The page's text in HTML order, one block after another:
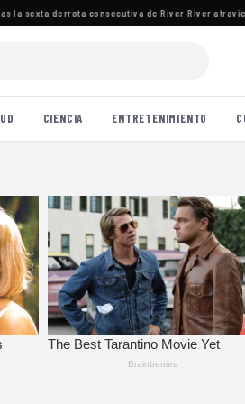
derrota consecutiva de River·River atraviesa
CIENCIA ENTRETENIMIENTO